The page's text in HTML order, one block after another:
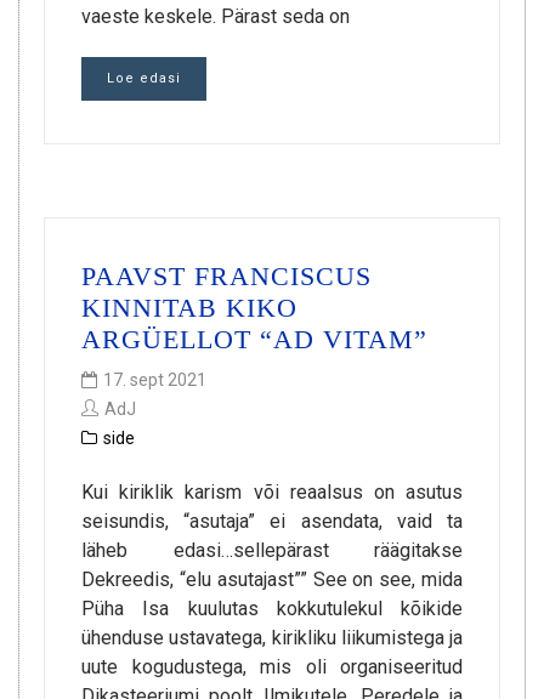
vaeste keskele. Pärast seda on
Loe edasi
PAAVST FRANCISCUS
KINNITAB KIKO
ARGÜELLOT “AD VITAM”
17. sept 2021
AdJ
side
Kui kiriklik karism või reaalsus on asutus
seisundis, “asutaja” ei asendata, vaid ta
läheb edasi…sellepärast räägitakse
Dekreedis, “elu asutajast”” See on see, mida
Püha Isa kuulutas kokkutulekul kõikide
ühenduse ustavatega, kirikliku liikumistega ja
uute kogudustega, mis oli organiseeritud